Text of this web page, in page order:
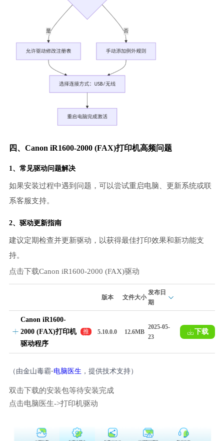
四、Canon iR1600-2000 (FAX)打印机高频问题
1、常见驱动问题解决
如果安装过程中遇到问题，可以尝试重启电脑、更新系统或联
系客服支持。
2、驱动更新指南
建议定期检查并更新驱动，以获得最佳打印效果和新功能支
持。
点击下载Canon iR1600-2000 (FAX)驱动
版本 文件大小
发布日
期
Canon iR1600-
2000 (FAX)打印机
驱动程序
推
5.10.0.0 12.6MB
2025-05-
23
下载
（由金山毒霸-电脑医生 ，提供技术支持）
双击下载的安装包等待安装完成
点击电脑医生->打印机驱动